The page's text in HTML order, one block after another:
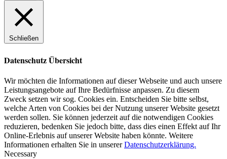
Schließen
Datenschutz Übersicht
Wir möchten die Informationen auf dieser Webseite und auch unsere
Leistungsangebote auf Ihre Bedürfnisse anpassen. Zu diesem
Zweck setzen wir sog. Cookies ein. Entscheiden Sie bitte selbst,
welche Arten von Cookies bei der Nutzung unserer Website gesetzt
werden sollen. Sie können jederzeit auf die notwendigen Cookies
reduzieren, bedenken Sie jedoch bitte, dass dies einen Effekt auf Ihr
Online-Erlebnis auf unserer Website haben könnte. Weitere
Informationen erhalten Sie in unsererDatenschutzerklärung.
Necessary